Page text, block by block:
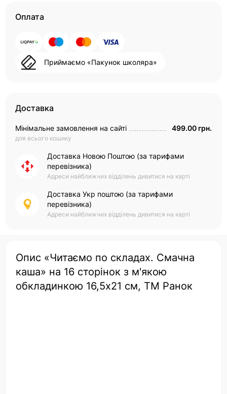
Оплата
Приймаємо «Пакунок школяра»
Доставка
Мінімальне замовлення на сайті
для всього кошику
499.00 грн.
Доставка Новою Поштою (за тарифами
перевізника)
Адреси найближчих відділень дивитися на карті
Доставка Укр поштою (за тарифами
перевізника)
Адреси найближчих відділень дивитися на карті
Опис «Читаємо по складах. Смачна
каша» на 16 сторінок з м'якою
обкладинкою 16,5х21 см, ТМ Ранок